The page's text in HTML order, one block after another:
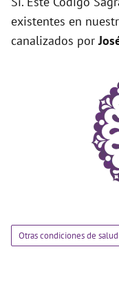
existentes en
canalizados por
Otras condiciones de salud